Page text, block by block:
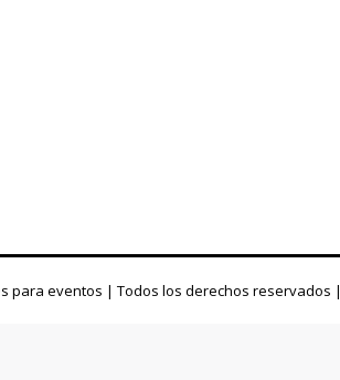
para eventos | Todos los derechos reservados |